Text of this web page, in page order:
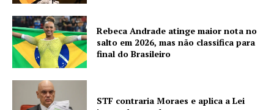
Rebeca Andrade atinge maior nota no
salto em 2026, mas não classifica para
final do Brasileiro
STF contraria Moraes e aplica a Lei